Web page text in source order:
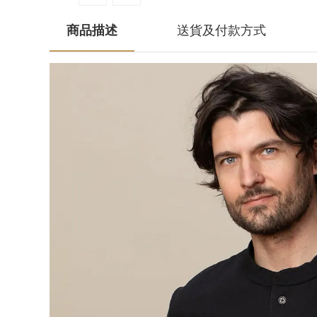
商品描述 送貨及付款方式